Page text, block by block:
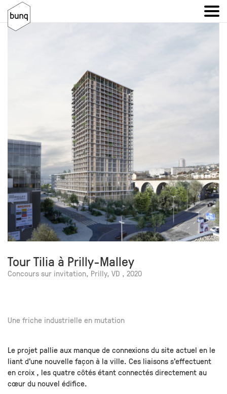
Tour Tilia à Prilly-Malley
Concours sur invitation, Prilly, VD , 2020
Une friche industrielle en mutation
Le projet pallie aux manque de connexions du site actuel en le
liant d’une nouvelle façon à la ville. Ces liaisons s’effectuent
en croix , les quatre côtés étant connectés directement au
cœur du nouvel édifice.